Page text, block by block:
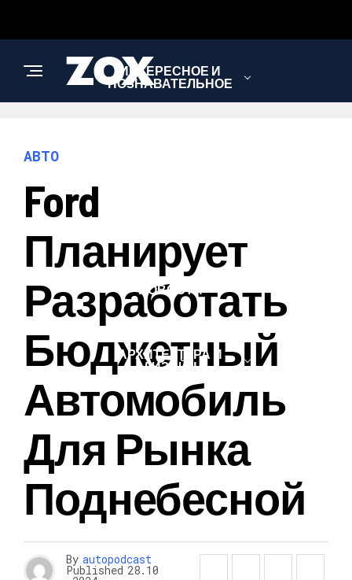
ИНТЕРЕСНОЕ И
ПОЗНАВАТЕЛЬНОЕ
НОВОСТИ
АРХИТЕКТУРА И
ДИЗАЙН
АВТО
Ford
Планирует
Разработать
Бюджетный
Автомобиль
Для Рынка
Поднебесной
By autopodcast
Published 28.10